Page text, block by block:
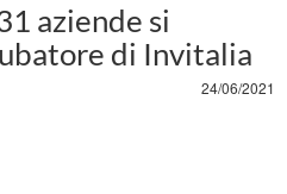
aziende si
di Invitalia
24/06/2021